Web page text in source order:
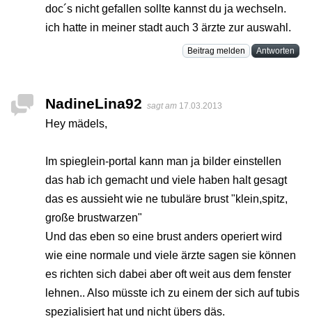
doc´s nicht gefallen sollte kannst du ja wechseln.
ich hatte in meiner stadt auch 3 ärzte zur auswahl.
Beitrag melden Antworten
NadineLina92 sagt am 17.03.2013
Hey mädels,
Im spieglein-portal kann man ja bilder einstellen
das hab ich gemacht und viele haben halt gesagt
das es aussieht wie ne tubuläre brust "klein,spitz,
große brustwarzen"
Und das eben so eine brust anders operiert wird
wie eine normale und viele ärzte sagen sie können
es richten sich dabei aber oft weit aus dem fenster
lehnen.. Also müsste ich zu einem der sich auf tubis
spezialisiert hat und nicht übers däs.